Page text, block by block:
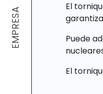
El
Puede
El
EMPRESA